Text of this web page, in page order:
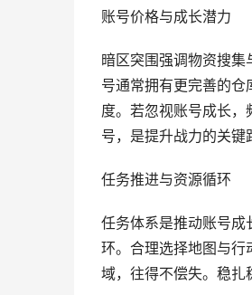
账号价格与成长潜力
暗区突围强调物资搜
号通常拥有更完善的
度。若忽视账号成长
号，是提升战力的关键
任务推进与资源循环
任务体系是推动账号成
环。合理选择地图与行
域，往得不偿失。稳扎